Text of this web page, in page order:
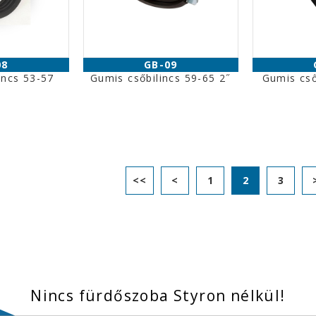
53-57
GB-09
Gumis csőbilincs 59-65 2˝
Gumis
<< < 1 2 3
Nincs fürdőszoba Styron nélkül!